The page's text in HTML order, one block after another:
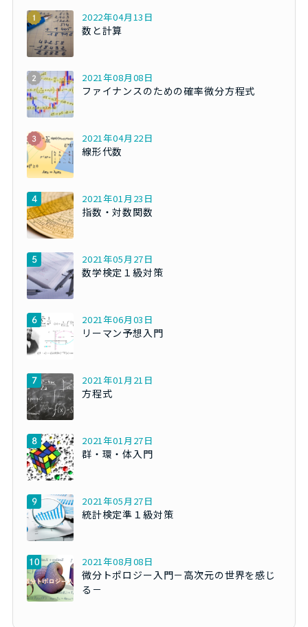
2022年04月13日
数と計算
2021年08月08日
ファイナンスのための確率微分方程式
2021年04月22日
線形代数
2021年01月23日
指数・対数関数
2021年05月27日
数学検定１級対策
2021年06月03日
リーマン予想入門
2021年01月21日
方程式
2021年01月27日
群・環・体入門
2021年05月27日
統計検定準１級対策
2021年08月08日
微分トポロジー入門－高次元の世界を感じ
る－